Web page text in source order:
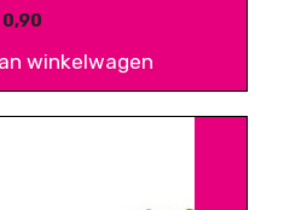
winkelwagen